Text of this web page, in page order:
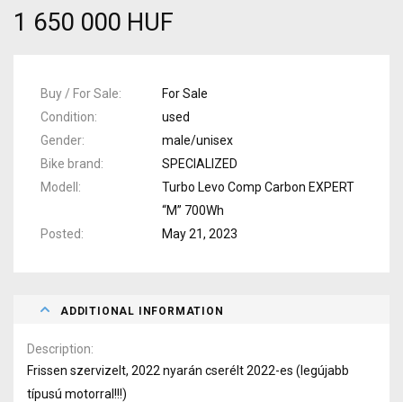
1 650 000 HUF
Buy / For Sale
For Sale
Condition
used
Gender
male/unisex
Bike brand
SPECIALIZED
Modell
Turbo Levo Comp Carbon EXPERT
“M” 700Wh
Posted
May 21, 2023
ADDITIONAL INFORMATION
Description
Frissen szervizelt, 2022 nyarán cserélt 2022-es (legújabb
típusú motorral!!!)